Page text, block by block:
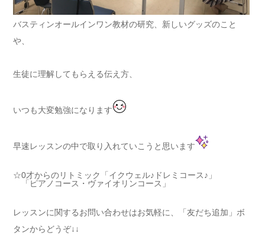
バスティンオールインワン教材の研究、新しいグッズのこと
や、
生徒に理解してもらえる伝え方、
いつも大変勉強になります
早速レッスンの中で取り入れていこうと思います
☆0才からのリトミック「イクウェル♪ドレミコース♪」
「ピアノコース・ヴァイオリンコース」
レッスンに関するお問い合わせはお気軽に、「友だち追加」ボ
タンからどうぞ↓↓